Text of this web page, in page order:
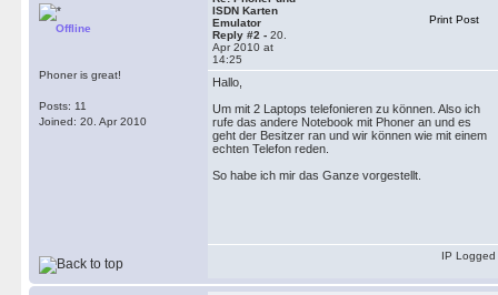
Offline
Phoner is great!
Posts: 11
Joined: 20. Apr 2010
ISDN Karten
Emulator
Reply #2 - 20.
Apr 2010 at
14:25
Print Post
Hallo,
Um mit 2 Laptops telefonieren zu können. Also ich
rufe das andere Notebook mit Phoner an und es
geht der Besitzer ran und wir können wie mit einem
echten Telefon reden.
So habe ich mir das Ganze vorgestellt.
IP Logged